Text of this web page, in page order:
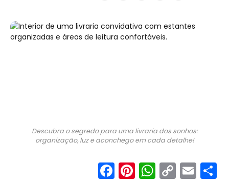
Descubra o segredo para uma livraria dos sonhos:
organização, luz e aconchego em cada detalhe!
Facebook
Pinterest
Copy